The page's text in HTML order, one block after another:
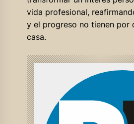
vida profesional,
y el progreso no tienen por
casa.